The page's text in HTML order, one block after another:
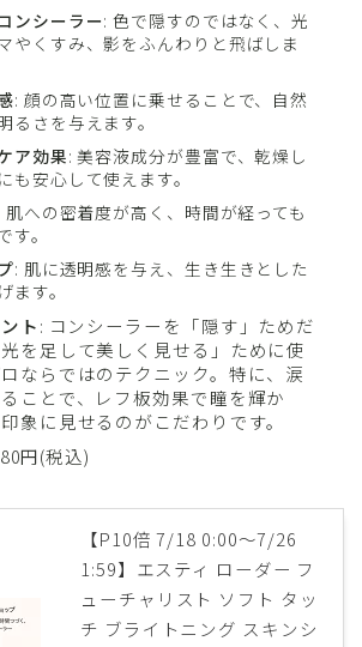
ンシーラー: 色で隠すのではなく、光
やくすみ、影をふんわりと飛ばしま
: 顔の高い位置に乗せることで、自然
るさを与えます。
ア効果: 美容液成分が豊富で、乾燥し
も安心して使えます。
肌への密着度が高く、時間が経っても
す。
: 肌に透明感を与え、生き生きとした
ます。
ト: コンシーラーを「隠す」ためだ
を足して美しく見せる」ために使
ならではのテクニック。特に、涙
ことで、レフ板効果で瞳を輝か
象に見せるのがこだわりです。
円(税込)
【P10倍 7/18 0:00〜7/26
1:59】エスティ ローダー フ
ューチャリスト ソフト タッ
チ ブライトニング スキンシ